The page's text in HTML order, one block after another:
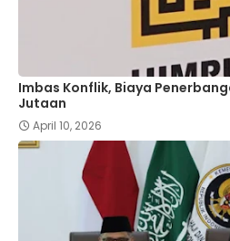
Imbas Konflik, Biaya
Jutaan
April 10, 2026